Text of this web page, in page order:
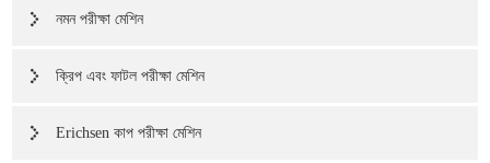
নমন পরীক্ষা মেশিন
ক্রিপ এবং ফাটল পরীক্ষা মেশিন
Erichsen কাপ পরীক্ষা মেশিন